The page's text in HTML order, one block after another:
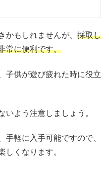
かもしれませんが、 採取し
常に便利です。
子供が遊び疲れた時に役立
いよう注意しましょう。
手軽に入手可能ですので、
しくなります。